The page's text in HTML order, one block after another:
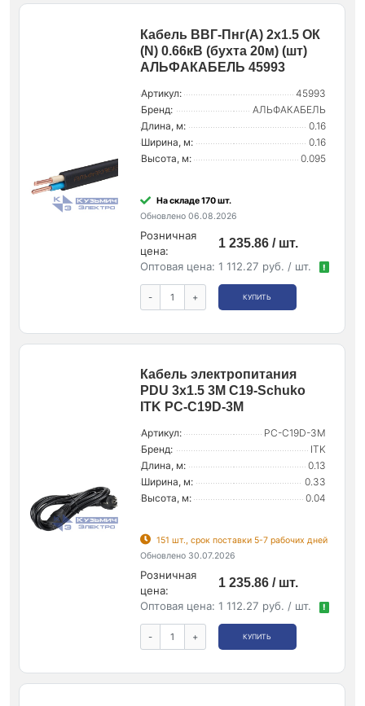
Кабель ВВГ-Пнг(А) 2х1.5 ОК
(N) 0.66кВ (бухта 20м) (шт)
АЛЬФАКАБЕЛЬ 45993
Артикул:
45993
Бренд:
АЛЬФАКАБЕЛЬ
Длина, м:
0.16
Ширина, м:
0.16
Высота, м:
0.095
На складе 170 шт.
Обновлено 06.08.2026
Розничная
цена:
1 235.86 / шт.
Оптовая цена: 1 112.27 руб. / шт. !
- + КУПИТЬ
Кабель электропитания
PDU 3х1.5 3М C19-Schuko
ITK PC-C19D-3M
Артикул:
PC-C19D-3M
Бренд:
ITK
Длина, м:
0.13
Ширина, м:
0.33
Высота, м:
0.04
151 шт., срок поставки 5-7 рабочих дней
Обновлено 30.07.2026
Розничная
цена:
1 235.86 / шт.
Оптовая цена: 1 112.27 руб. / шт. !
- + КУПИТЬ